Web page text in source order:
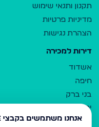
תקנון ותנאי שימוש
מדיניות פרטיות
הצהרת נגישות
דירות למכירה
אשדוד
חיפה
בני ברק
ירושלים
אלעד
אנחנו משתמשים בקבצי Cookie